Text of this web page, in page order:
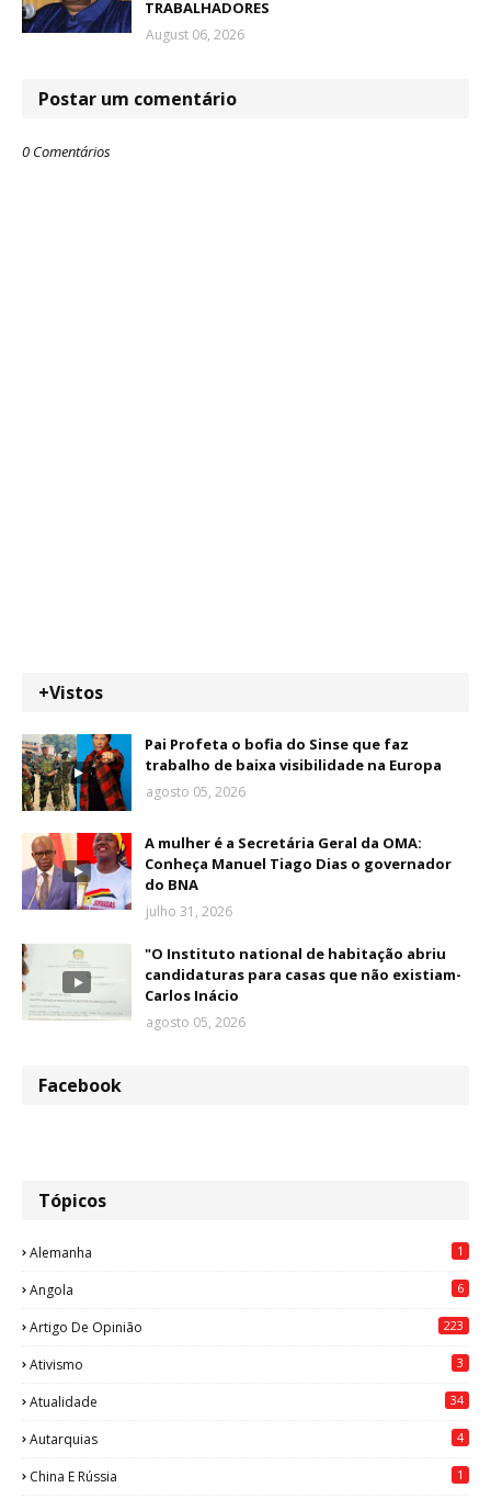
TRABALHADORES
August 06, 2026
Postar um comentário
0 Comentários
+Vistos
Pai Profeta o bofia do Sinse que faz
trabalho de baixa visibilidade na Europa
agosto 05, 2026
A mulher é a Secretária Geral da OMA:
Conheça Manuel Tiago Dias o governador
do BNA
julho 31, 2026
"O Instituto national de habitação abriu
candidaturas para casas que não existiam-
Carlos Inácio
agosto 05, 2026
Facebook
Tópicos
Alemanha 1
Angola 6
Artigo De Opinião 223
Ativismo 3
Atualidade 34
Autarquias 4
China E Rússia 1